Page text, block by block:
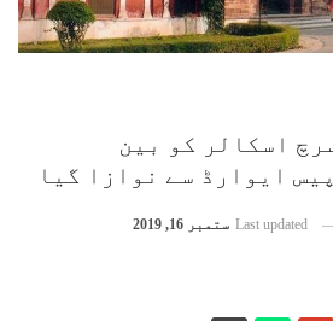
اسکالر کو بین
ایوارڈ سے نوازا گیا
Last updated ستمبر 16, 2019